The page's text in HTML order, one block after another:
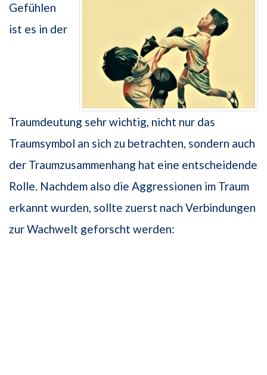
Gefühlen
ist es in der
Traumdeutung sehr wichtig, nicht nur das
Traumsymbol an sich zu betrachten, sondern auch
der Traumzusammenhang hat eine entscheidende
Rolle. Nachdem also die Aggressionen im Traum
erkannt wurden, sollte zuerst nach Verbindungen
zur Wachwelt geforscht werden: